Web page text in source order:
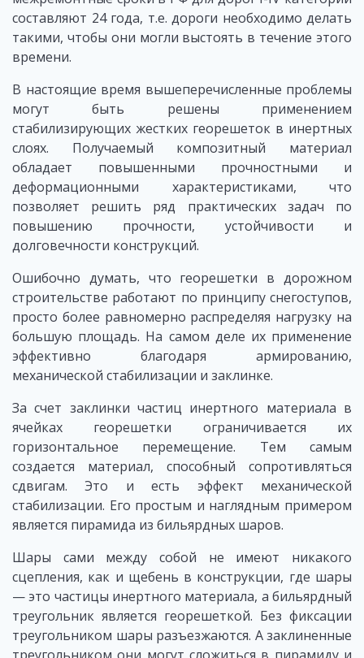
составляют 24 года, т.е. дороги необходимо делать
такими, чтобы они могли выстоять в течение этого
времени.
В настоящие время вышеперечисленные проблемы
могут быть решены применением
стабилизирующих жестких георешеток в инертных
слоях. Получаемый композитный материал
обладает повышенными прочностными и
деформационными характеристиками, что
позволяет решить ряд практических задач по
повышению прочности, устойчивости и
долговечности конструкций.
Ошибочно думать, что георешетки в дорожном
строительстве работают по принципу снегоступов,
просто более равномерно распределяя нагрузку на
большую площадь. На самом деле их применение
эффективно благодаря армированию,
механической стабилизации и заклинке.
За счет заклинки частиц инертного материала в
ячейках георешетки ограничивается их
горизонтальное перемещение. Тем самым
создается материал, способный сопротивляться
сдвигам. Это и есть эффект механической
стабилизации. Его простым и наглядным примером
является пирамида из бильярдных шаров.
Шары сами между собой не имеют никакого
сцепления, как и щебень в конструкции, где шары
— это частицы инертного материала, а бильярдный
треугольник является георешеткой. Без фиксации
треугольником шары разъезжаются. А заклиненные